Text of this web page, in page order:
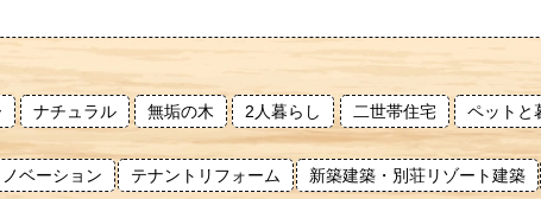
ナチュラル 無垢の木 2人暮らし 二世帯住宅 ペットと
ベーション テナントリフォーム 新築建築・別荘リゾート建築